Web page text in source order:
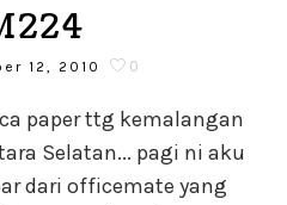
12, 2010 0
paper ttg kemalangan
Selatan... pagi ni aku
dari officemate yang